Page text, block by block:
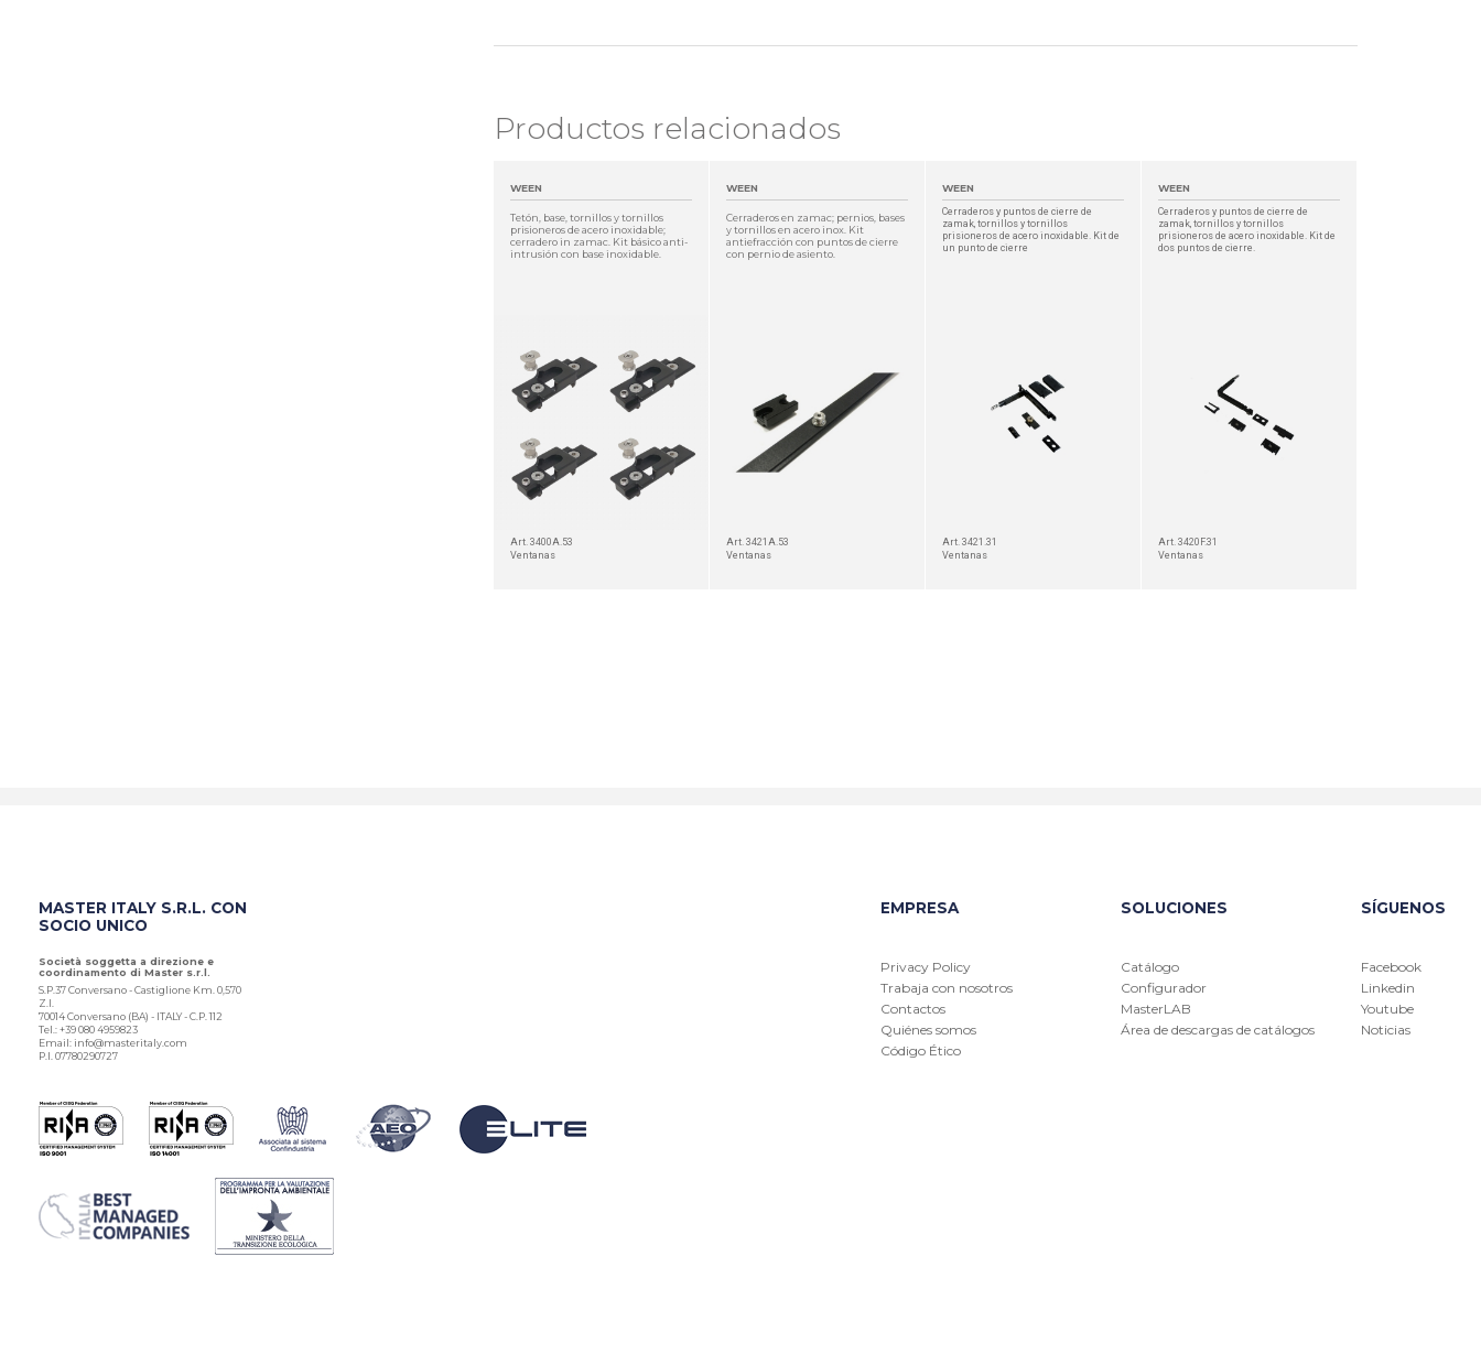
Productos relacionados
WEEN
Tetón, base, tornillos y tornillos
prisioneros de acero inoxidable;
cerradero in zamac. Kit básico anti-
intrusión con base inoxidable.
Art. 3400A.53
Ventanas
WEEN
Cerraderos en zamac; pernios, bases
y tornillos en acero inox. Kit
antiefracción con puntos de cierre
con pernio de asiento.
Art. 3421A.53
Ventanas
WEEN
Cerraderos y puntos de cierre de
zamak, tornillos y tornillos
prisioneros de acero inoxidable. Kit de
un punto de cierre
Art. 3421.31
Ventanas
WEEN
Cerraderos y puntos de cierre de
zamak, tornillos y tornillos
prisioneros de acero inoxidable. Kit de
dos puntos de cierre.
Art. 3420F.31
Ventanas
MASTER ITALY S.R.L. CON
SOCIO UNICO
Società soggetta a direzione e
coordinamento di Master s.r.l.
S.P.37 Conversano - Castiglione Km. 0,570
Z.I.
70014 Conversano (BA) - ITALY - C.P. 112
Tel.: +39 080 4959823
Email: info@masteritaly.com
P.I. 07780290727
EMPRESA
Privacy Policy
Trabaja con nosotros
Contactos
Quiénes somos
Código Ético
SOLUCIONES
Catálogo
Configurador
MasterLAB
Área de descargas de catálogos
SÍGUENOS
Facebook
Linkedin
Youtube
Noticias